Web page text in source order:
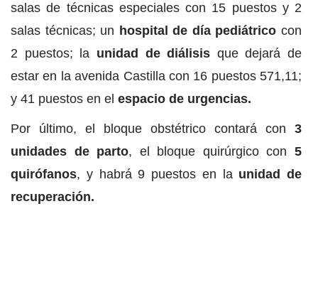
salas de técnicas especiales con 15 puestos y 2
salas técnicas; un hospital de día pediátrico con
2 puestos; la unidad de diálisis que dejará de
estar en la avenida Castilla con 16 puestos 571,11;
y 41 puestos en el espacio de urgencias.
Por último, el bloque obstétrico contará con 3
unidades de parto, el bloque quirúrgico con 5
quirófanos, y habrá 9 puestos en la unidad de
recuperación.